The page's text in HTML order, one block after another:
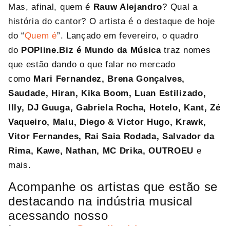
Mas, afinal, quem é Rauw Alejandro? Qual a
história do cantor? O artista é o destaque de hoje
do “Quem é”. Lançado em fevereiro, o quadro
do POPline.Biz é Mundo da Músicatraz nomes
que estão dando o que falar no mercado
como Mari Fernandez, Brena Gonçalves,
Saudade, Hiran, Kika Boom, Luan Estilizado,
Illy, DJ Guuga, Gabriela Rocha, Hotelo, Kant, Zé
Vaqueiro, Malu, Diego & Victor Hugo, Krawk,
Vitor Fernandes, Rai Saia Rodada, Salvador da
Rima, Kawe, Nathan, MC Drika, OUTROEU e
mais.
Acompanhe os artistas que estão se
destacando na indústria musical
acessando nosso